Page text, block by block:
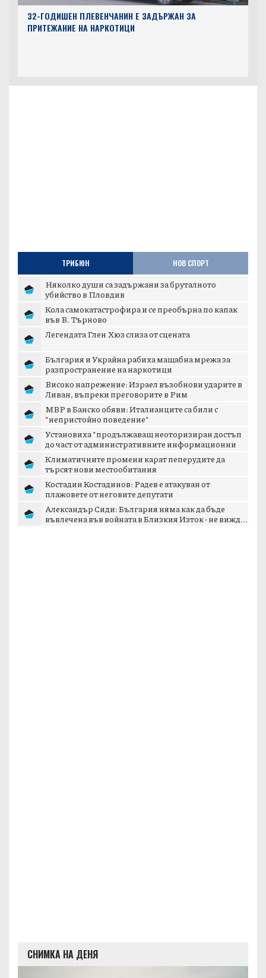
32-ГОДИШЕН ПЛЕВЕНЧАНИН Е ЗАДЪРЖАН ЗА
ПРИТЕЖАНИЕ НА НАРКОТИЦИ
ТРИБЮН НОВ СПОРТ
Няколко души са задържани за бруталното
убийство в Пловдив
Кола самокатастрофира и се преобърна по капак
във В. Търново
Легендата Глен Хюз слиза от сцената
България и Украйна рабиха мащабна мрежа за
разпространение на наркотици
Високо напрежение: Израел възобнови ударите в
Ливан, въпреки преговорите в Рим
МВР в Банско обяви: Италианците са били с
"непристойно поведение"
Установиха "продължаващ неоторизиран достъп
до част от административните информационни
Климатичните промени карат пеперудите да
търсят нови местообитания
Костадин Костадинов: Радев е атакуван от
плажoвете от неговите депутати
Александър Сиди: България няма как да бъде
въвлечена във войната в Близкия Изток - не вижд...
СНИМКА НА ДЕНЯ